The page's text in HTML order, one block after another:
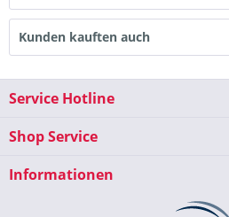
Kunden kauften auch
Service Hotline
Shop Service
Informationen